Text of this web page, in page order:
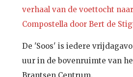
verhaal van de voettocht
Compostella door Bert de
De 'Soos' is iedere
uur in de bovenruimte van